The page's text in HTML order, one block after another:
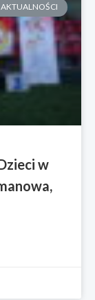
AKTUALNOŚCI
w